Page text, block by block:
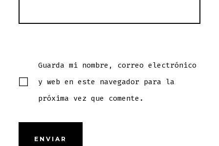
Guarda mi nombre, correo electrónico
y web en este navegador para la
próxima vez que comente.